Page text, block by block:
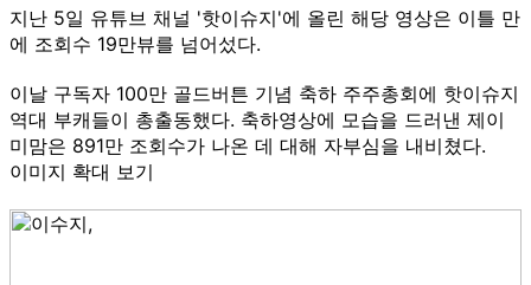
지난 5일 유튜브 채널 '핫이슈지'에 올린 해당 영상은 이틀 만
에 조회수 19만뷰를 넘어섰다.
이날 구독자 100만 골드버튼 기념 축하 주주총회에 핫이슈지
역대 부캐들이 총출동했다. 축하영상에 모습을 드러낸 제이
미맘은 891만 조회수가 나온 데 대해 자부심을 내비쳤다.
이미지 확대 보기